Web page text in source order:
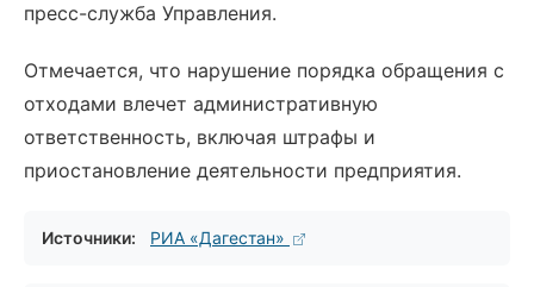
пресс-служба Управления.
Отмечается, что нарушение порядка обращения с
отходами влечет административную
ответственность, включая штрафы и
приостановление деятельности предприятия.
Источники: РИА «Дагестан»